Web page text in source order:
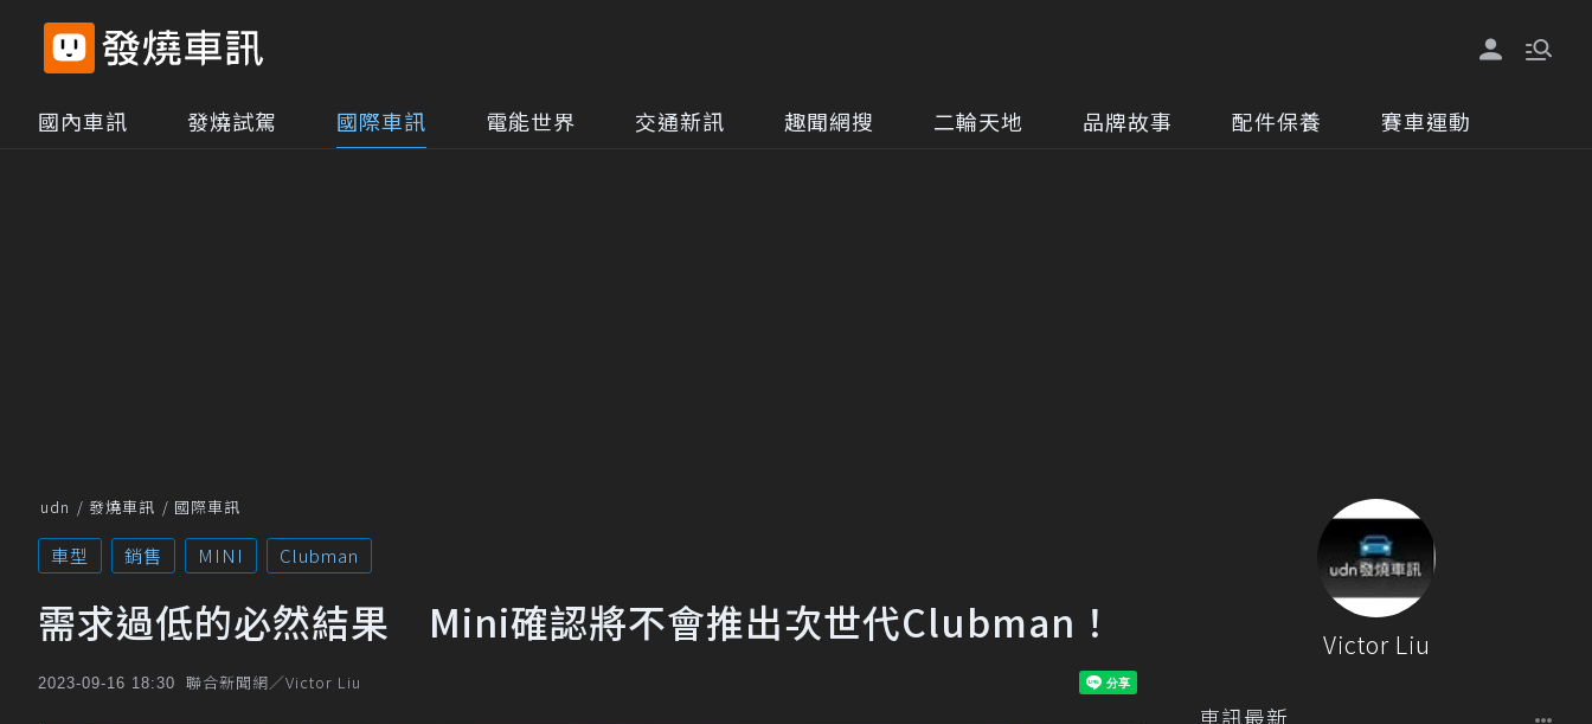
國內車訊 發燒試駕 國際車訊 電能世界 交通新訊 趣聞網搜 二輪天地 品牌故事 配件保養 賽車運動
udn 發燒車訊 國際車訊
車型 銷售 MINI Clubman
需求過低的必然結果 Mini確認將不會推出次世代Clubman！
2023-09-16 18:30 聯合新聞網／Victor Liu
Victor Liu
車訊最新